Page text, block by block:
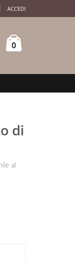
ACCEDI
0
di
al